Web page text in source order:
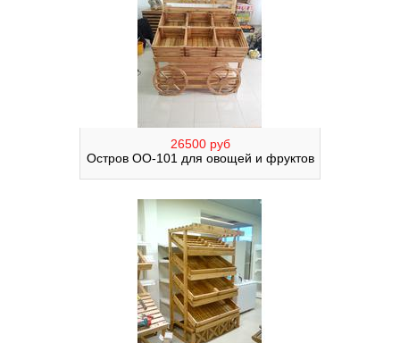
26500 руб
Остров ОО-101 для овощей и фруктов